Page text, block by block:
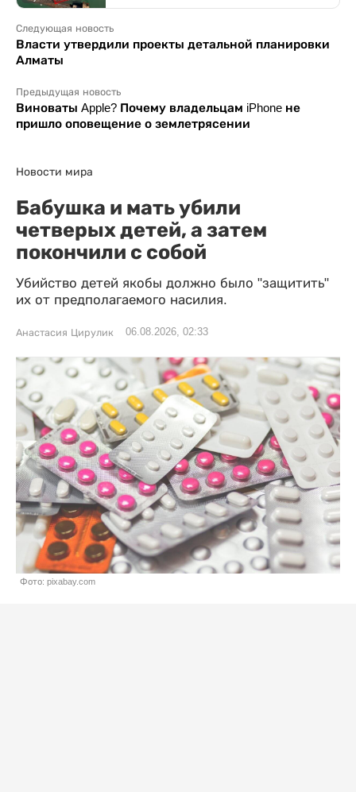
Следующая новость
Власти утвердили проекты детальной планировки
Алматы
Предыдущая новость
Виноваты Apple? Почему владельцам iPhone не
пришло оповещение о землетрясении
Новости мира
Бабушка и мать убили
четверых детей, а затем
покончили с собой
Убийство детей якобы должно было "защитить"
их от предполагаемого насилия.
Анастасия Цирулик 06.08.2026, 02:33
Фото: pixabay.com